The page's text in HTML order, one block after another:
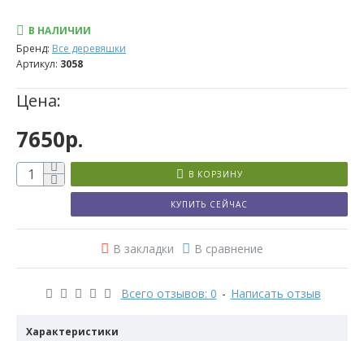
Фотографии
Характеристики
Всего отзывов: 0 - Написать отзыв
Цена:
7650р.
В НАЛИЧИИ
Бренд: Все деревяшки
Артикул: 3058
В КОРЗИНУ
КУПИТЬ СЕЙЧАС
В закладки В сравнение
Характеристики